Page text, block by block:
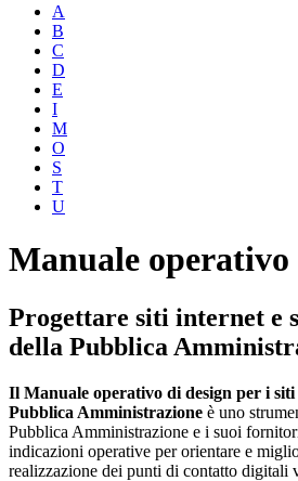
A
B
C
D
E
I
M
O
S
T
U
Manuale operativo
Progettare siti internet e
della Pubblica
Il Manuale operativo di design per i
Pubblica Amministrazione è uno
Pubblica Amministrazione e i suoi
indicazioni operative per orientare e
realizzazione dei punti di contatto digitali